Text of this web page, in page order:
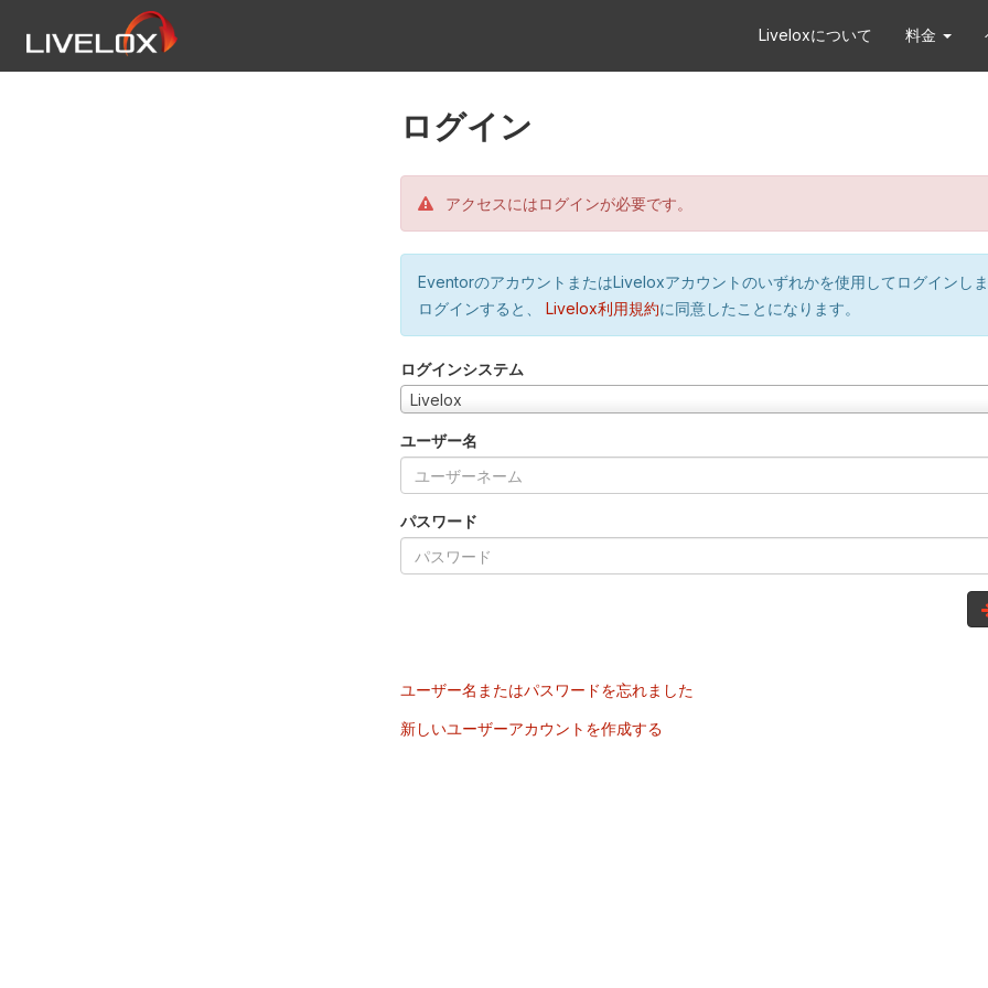
Liveloxについて 料金
ログイン
アクセスにはログインが必要です。
EventorのアカウントまたはLiveloxアカウントのいずれかを使用してログインし
ログインすると、
Livelox利用規約に同意したことになります。
ログインシステム
Livelox
ユーザー名
パスワード
ユーザー名またはパスワードを忘れました
新しいユーザーアカウントを作成する